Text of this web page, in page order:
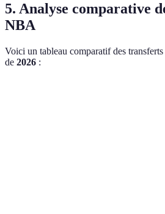
5. Analyse comparative
NBA
Voici un tableau comparatif des
de 2026 :